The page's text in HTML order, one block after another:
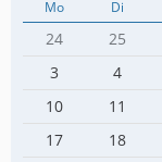
Mo Di
24 25
3
4
10
11
17
18